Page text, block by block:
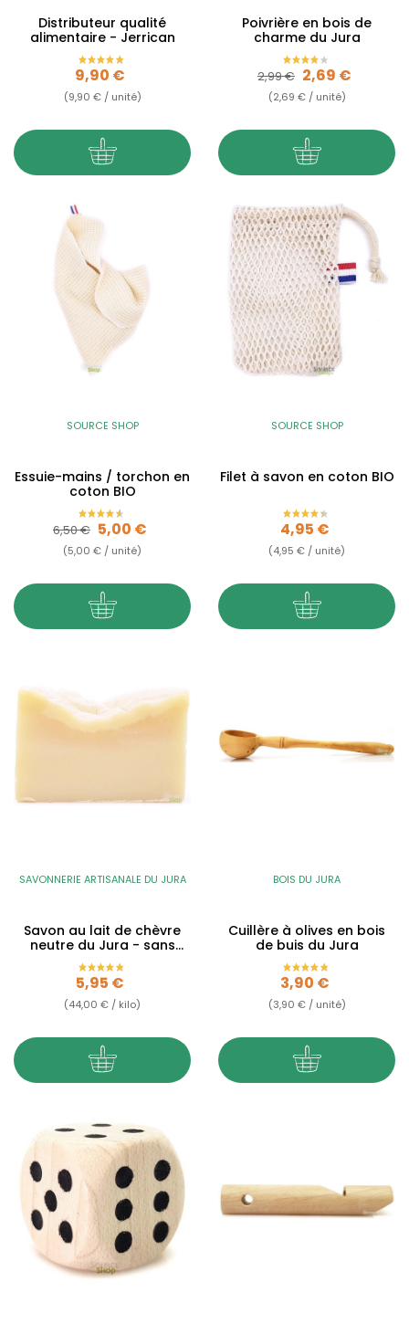
Distributeur qualité
alimentaire - Jerrican
Prix
9,90 €
(9,90 € / unité)
Poivrière en bois de
charme du Jura
Prix de base
2,99 € Prix
2,69 €
(2,69 € / unité)
SOURCE SHOP
Essuie-mains / torchon en
coton BIO
Prix de base
6,50 € Prix
5,00 €
(5,00 € / unité)
SOURCE SHOP
Filet à savon en coton BIO
Prix
4,95 €
(4,95 € / unité)
SAVONNERIE ARTISANALE DU JURA
Savon au lait de chèvre
neutre du Jura - sans
huiles essentielles -...
Prix
5,95 €
(44,00 € / kilo)
BOIS DU JURA
Cuillère à olives en bois
de buis du Jura
Prix
3,90 €
(3,90 € / unité)